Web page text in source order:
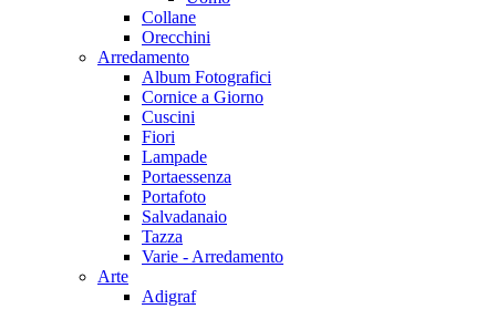
Collane
Orecchini
Arredamento
Album Fotografici
Cornice a Giorno
Cuscini
Fiori
Lampade
Portaessenza
Portafoto
Salvadanaio
Tazza
Varie - Arredamento
Arte
Adigraf